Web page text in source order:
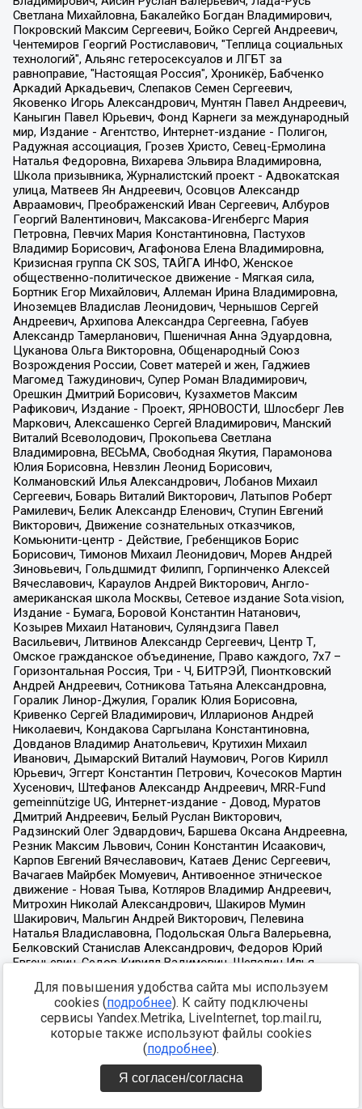
Для повышения удобства сайта мы используем
cookies (подробнее). К сайту подключены
сервисы Yandex.Metrika, LiveInternet, top.mail.ru,
которые также используют файлы cookies
(подробнее).
Я согласен/согласна